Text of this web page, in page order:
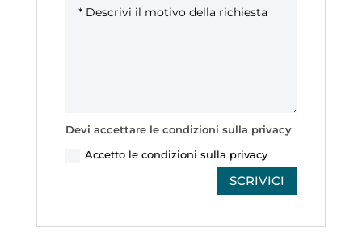
Devi accettare le condizioni sulla privacy
Accetto le condizioni sulla privacy
SCRIVICI